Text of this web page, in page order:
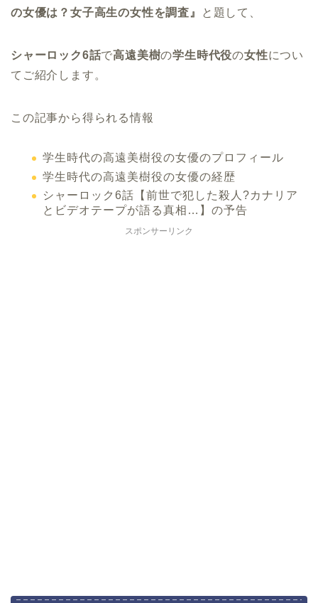
の女優は？女子高生の女性を調査』
と題して、
シャーロック6話で高遠美樹の学生時代役の女性につい
てご紹介します。
この記事から得られる情報
学生時代の高遠美樹役の女優のプロフィール
学生時代の高遠美樹役の女優の経歴
シャーロック6話【前世で犯した殺人?カナリア
とビデオテープが語る真相…】の予告
スポンサーリンク